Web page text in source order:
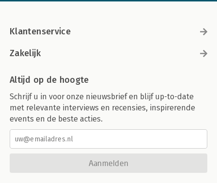
Klantenservice
Zakelijk
Altijd op de hoogte
Schrijf u in voor onze nieuwsbrief en blijf up-to-date
met relevante interviews en recensies, inspirerende
events en de beste acties.
Aanmelden